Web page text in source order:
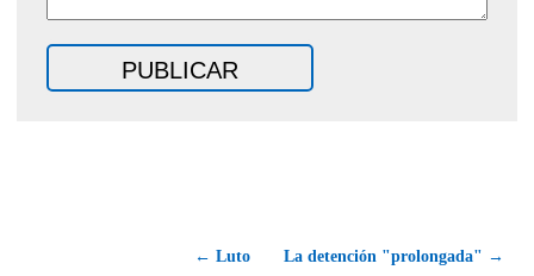
← Luto La detención "prolongada" →